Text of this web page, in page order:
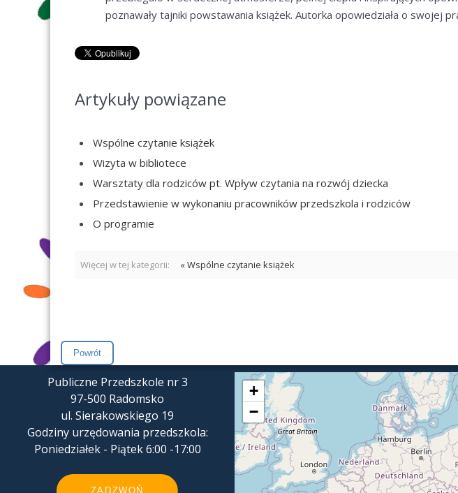
poznawały tajniki powstawania książek. Autorka opowiedziała o swojej
Artykuły powiązane
Wspólne czytanie książek
Wizyta w bibliotece
Warsztaty dla rodziców pt. Wpływ czytania na rozwój dziecka
Przedstawienie w wykonaniu pracowników przedszkola i rodziców
O programie
Więcej w tej kategorii: « Wspólne czytanie książek
Publiczne Przedszkole nr 3
97-500 Radomsko
ul. Sierakowskiego 19
Godziny urzędowania przedszkola:
Poniedziałek - Piątek 6:00 -17:00
ZADZWOŃ
+
−